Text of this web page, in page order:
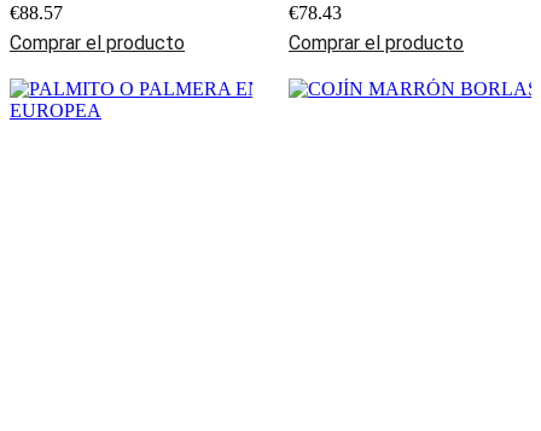
€88.57
Comprar el producto
€78.43
Comprar el producto